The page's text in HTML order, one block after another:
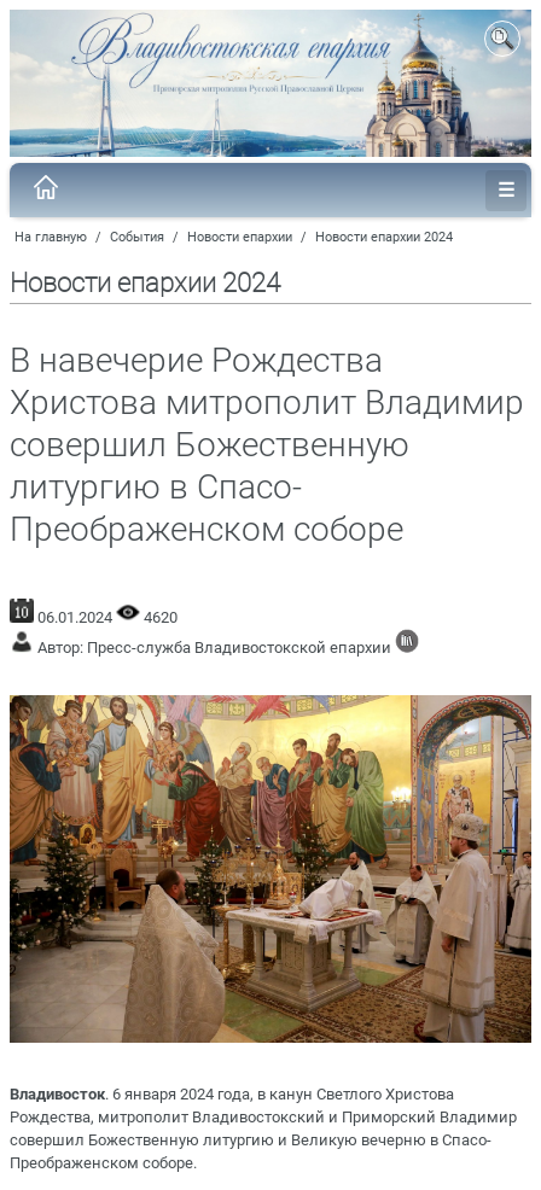
На главную / События / Новости епархии / Новости епархии 2024
Новости епархии 2024
В навечерие Рождества
Христова митрополит Владимир
совершил Божественную
литургию в Спасо-
Преображенском соборе
06.01.2024
4620
Автор: Пресс-служба Владивостокской епархии
Владивосток. 6 января 2024 года, в канун Светлого Христова
Рождества, митрополит Владивостокский и Приморский Владимир
совершил Божественную литургию и Великую вечерню в Спасо-
Преображенском соборе.